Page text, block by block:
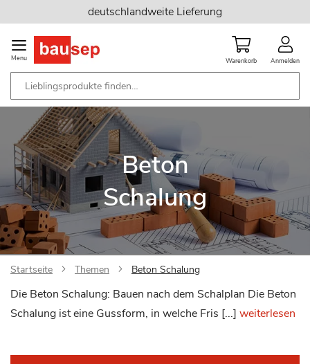
Inhalt
springen
deutschlandweite Lieferung
Menu Warenkorb Anmelden
Beton
Schalung
Startseite Themen Beton Schalung
Die Beton Schalung: Bauen nach dem Schalplan Die Beton
Schalung ist eine Gussform, in welche Fris [...] weiterlesen